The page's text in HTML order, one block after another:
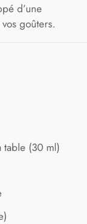
d’une
goûters.
table (30 ml)